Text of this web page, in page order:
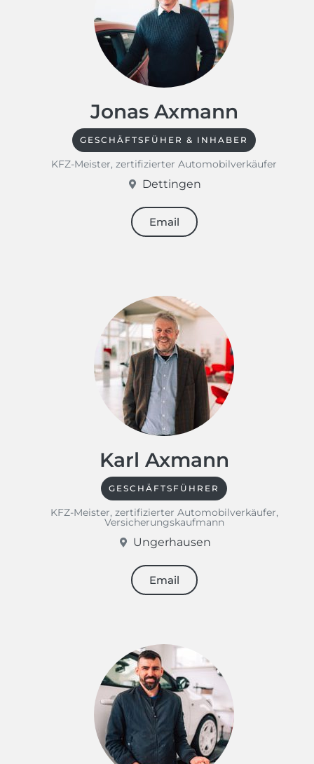
Jonas Axmann
GESCHÄFTSFÜHER & INHABER
KFZ-Meister, zertifizierter Automobilverkäufer
Dettingen
Email
Karl Axmann
GESCHÄFTSFÜHRER
KFZ-Meister, zertifizierter Automobilverkäufer,
Versicherungskaufmann
Ungerhausen
Email